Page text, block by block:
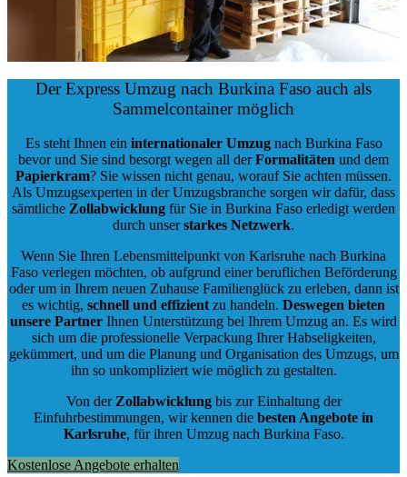
Der Express Umzug nach Burkina Faso auch als
Sammelcontainer möglich
Es steht Ihnen ein internationaler Umzugnach Burkina Faso
bevor und Sie sind besorgt wegen all derFormalitäten und dem
Papierkram? Sie wissen nicht genau, worauf Sie achten müssen.
Als Umzugsexperten in der Umzugsbranche sorgen wir dafür, dass
sämtliche Zollabwicklung für Sie in Burkina Faso erledigt werden
durch unserstarkes Netzwerk.
Wenn Sie Ihren Lebensmittelpunkt von Karlsruhe nach Burkina
Faso verlegen möchten, ob aufgrund einer beruflichen Beförderung
oder um in Ihrem neuen Zuhause Familienglück zu erleben, dann ist
es wichtig, schnell und effizient zu handeln. Deswegen bieten
unsere Partner Ihnen Unterstützung bei Ihrem Umzug an. Es wird
sich um die professionelle Verpackung Ihrer Habseligkeiten,
gekümmert, und um die Planung und Organisation des Umzugs, um
ihn so unkompliziert wie möglich zu gestalten.
Von der Zollabwicklungbis zur Einhaltung der
Einfuhrbestimmungen, wir kennen die besten Angebote in
Karlsruhe, für ihren Umzug nach Burkina Faso.
Kostenlose Angebote erhalten